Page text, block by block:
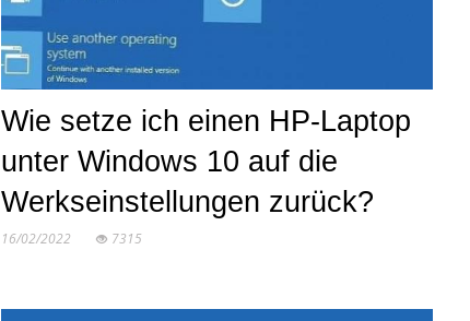
Wie setze ich einen HP-Laptop
unter Windows 10 auf die
Werkseinstellungen zurück?
16/02/2022 7315